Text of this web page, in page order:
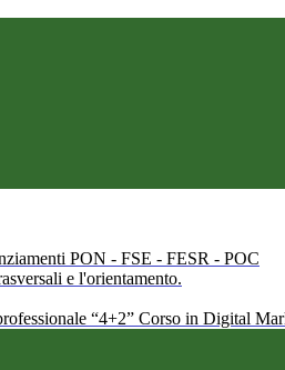
PON - FSE - FESR - POC
e l'orientamento.
“4+2” Corso in Digital